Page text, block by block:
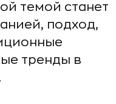
темой станет
подход,
тренды в